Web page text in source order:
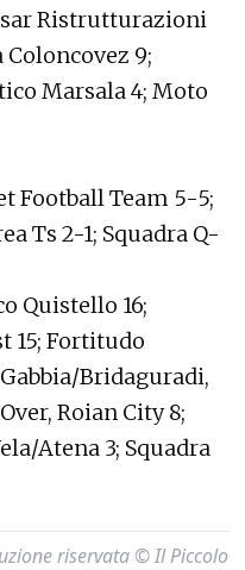
Ristrutturazioni
Coloncovez 9;
Marsala 4; Moto
Football Team 5-5;
Ts 2-1; Squadra Q-
Quistello 16;
15; Fortitudo
Bridaguradi,
Roian City 8;
Atena 3; Squadra
riservata © Il Piccolo